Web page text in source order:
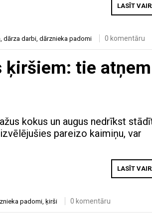
LASĪT
dārza darbi dārznieka padomi 0 komentāru
ķiršiem: tie atņem
kokus un augus nedrīkst
pareizo kaimiņu, var
LASĪT
padomi ķirši 0 komentāru